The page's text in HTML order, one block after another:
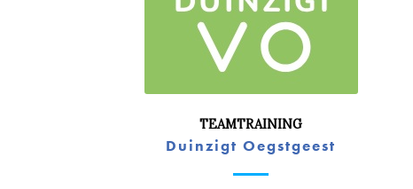
TEAMTRAINING
Duinzigt Oegstgeest